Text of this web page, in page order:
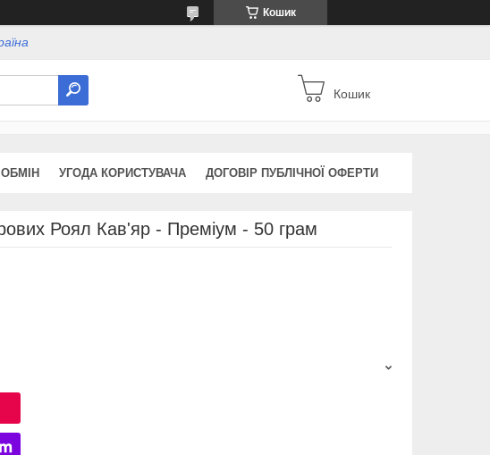
Кошик
Кошик
УГОДА КОРИСТУВАЧА ДОГОВІР ПУБЛІЧНОЇ ОФЕРТИ
Роял Кав'яр - Преміум - 50 грам